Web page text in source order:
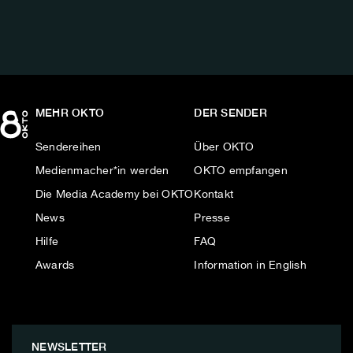
MEHR OKTO
Sendereihen
Medienmacher*in werden
Die Media Academy bei OKTO
News
Hilfe
Awards
DER SENDER
Über OKTO
OKTO empfangen
Kontakt
Presse
FAQ
Information in English
NEWSLETTER